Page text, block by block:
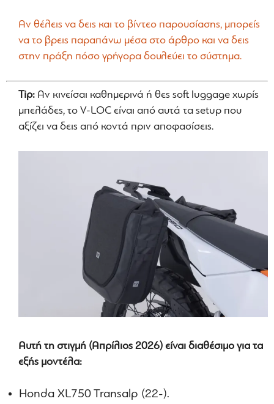
Αν θέλεις να δεις και το βίντεο παρουσίασης, μπορείς
να το βρεις παραπάνω μέσα στο άρθρο και να δεις
στην πράξη πόσο γρήγορα δουλεύει το σύστημα.
Tip: Αν κινείσαι καθημερινά ή θες soft luggage χωρίς
μπελάδες, το V-LOC είναι από αυτά τα setup που
αξίζει να δεις από κοντά πριν αποφασίσεις.
Αυτή τη στιγμή (Απρίλιος 2026) είναι διαθέσιμο για τα
εξής μοντέλα:
Honda XL750 Transalp (22-).